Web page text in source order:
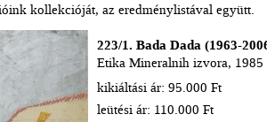
kollekcióját, az eredménylistával együtt.
223/1. Bada Dada (1963-
Etika Mineralnih izvora, 1985
kikiáltási ár: 95.000 Ft
leütési ár: 110.000 Ft